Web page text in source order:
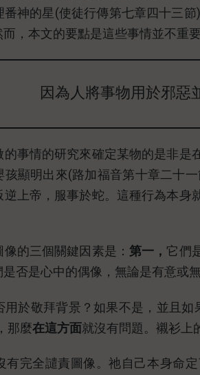
番神的星(使徒行傳第七章四十三
，本文的要點是這些事情並不重
因為人將事物用於邪惡
事情的研究來確定某物的是非
孩顯明出來(路加福音第十章二十
上帝，服事於蛇。這種行為本
的三個關鍵因素是： 第一， 它們
否是心中的偶像，無論是有意或
用於敬拜背景？如果不是，並且
那麼在這方面就沒有問題。襯衫上
有完全譴責圖像。祂自己本身命